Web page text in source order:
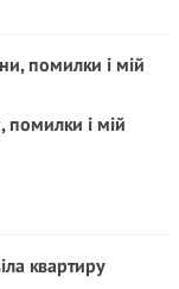
помилки і мій